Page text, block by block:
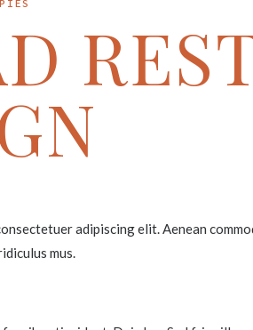
adipiscing elit. Aenean
mus.